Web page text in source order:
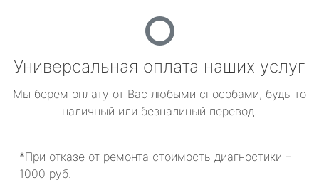
Универсальная оплата наших услуг
Мы берем оплату от Вас любыми способами, будь то
наличный или безналиный перевод.
*При отказе от ремонта стоимость диагностики –
1000 руб.